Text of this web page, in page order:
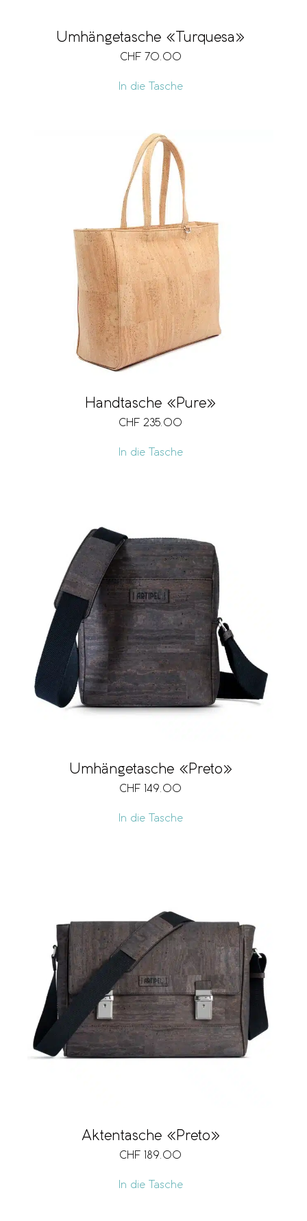
Umhängetasche «Turquesa»
CHF 70.00
In die Tasche
Handtasche «Pure»
CHF 235.00
In die Tasche
Umhängetasche «Preto»
CHF 149.00
In die Tasche
Aktentasche «Preto»
CHF 189.00
In die Tasche